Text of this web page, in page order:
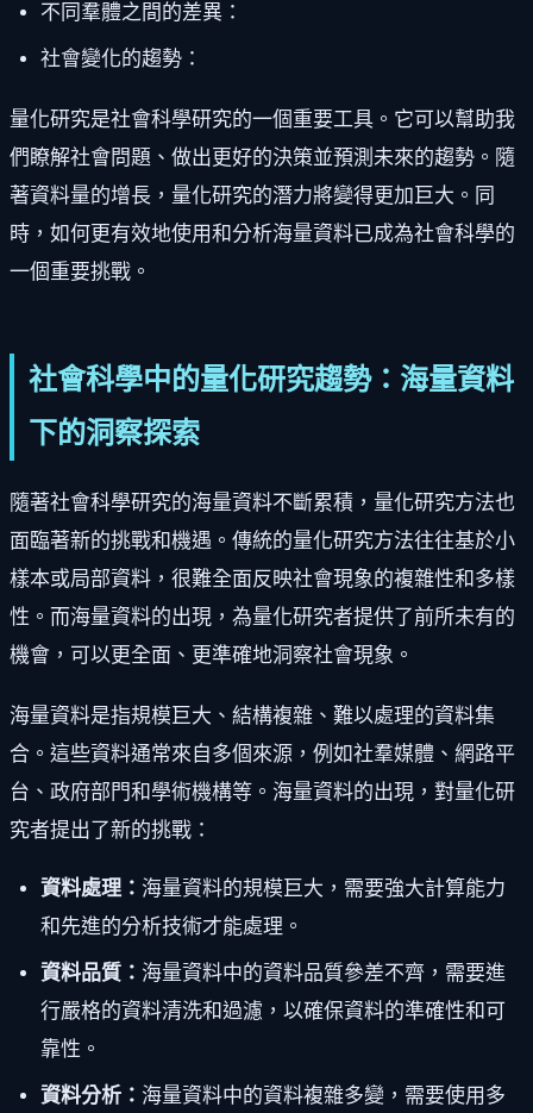
不同羣體之間的差異：
社會變化的趨勢：
量化研究是社會科學研究的一個重要工具。它可以幫助我
們瞭解社會問題、做出更好的決策並預測未來的趨勢。隨
著資料量的增長，量化研究的潛力將變得更加巨大。同
時，如何更有效地使用和分析海量資料已成為社會科學的
一個重要挑戰。
社會科學中的量化研究趨勢：海量資料
下的洞察探索
隨著社會科學研究的海量資料不斷累積，量化研究方法也
面臨著新的挑戰和機遇。傳統的量化研究方法往往基於小
樣本或局部資料，很難全面反映社會現象的複雜性和多樣
性。而海量資料的出現，為量化研究者提供了前所未有的
機會，可以更全面、更準確地洞察社會現象。
海量資料是指規模巨大、結構複雜、難以處理的資料集
合。這些資料通常來自多個來源，例如社羣媒體、網路平
台、政府部門和學術機構等。海量資料的出現，對量化研
究者提出了新的挑戰：
資料處理： 海量資料的規模巨大，需要強大計算能力
和先進的分析技術才能處理。
資料品質： 海量資料中的資料品質參差不齊，需要進
行嚴格的資料清洗和過濾，以確保資料的準確性和可
靠性。
資料分析： 海量資料中的資料複雜多變，需要使用多